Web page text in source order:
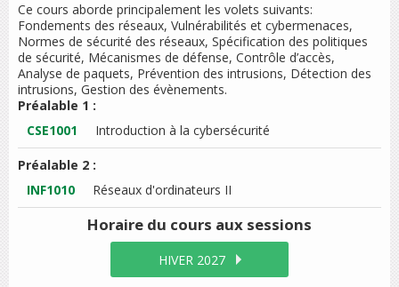
Ce cours aborde principalement les volets suivants:
Fondements des réseaux, Vulnérabilités et cybermenaces,
Normes de sécurité des réseaux, Spécification des politiques
de sécurité, Mécanismes de défense, Contrôle d’accès,
Analyse de paquets, Prévention des intrusions, Détection des
intrusions, Gestion des évènements.
Préalable 1 :
CSE1001
Introduction à la cybersécurité
Préalable 2 :
INF1010
Réseaux d'ordinateurs II
Horaire du cours aux sessions
HIVER 2027